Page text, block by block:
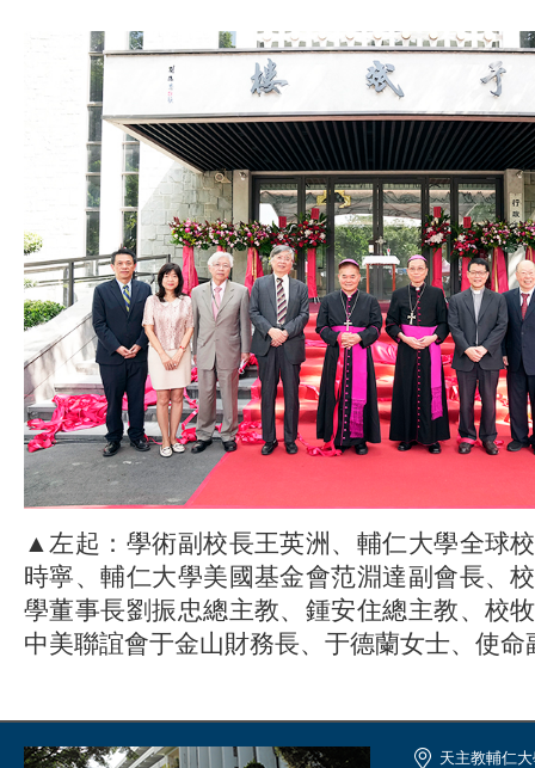
▲左起：學術副校長王英洲、輔仁大學全球
時寧、輔仁大學美國基金會范淵達副會長、
學董事長劉振忠總主教、鍾安住總主教、校
中美聯誼會于金山財務長、于德蘭女士、使命
天主教輔仁